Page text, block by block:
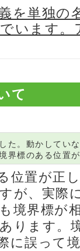
を単独の
います
て
た。動かしてい
界標のある位置
位置が正
が、実際
境界標が
ります。
に誤って